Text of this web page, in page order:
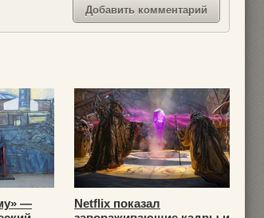
—
Netflix показал